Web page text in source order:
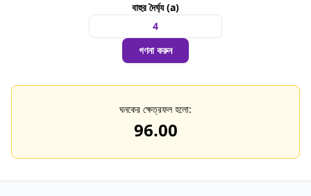
বাহুর দৈর্ঘ্য (a)
গণনা করুন
ঘনকের ক্ষেত্রফল হলো:
96.00